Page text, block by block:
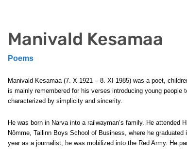
Manivald Kesamaa
Poems
Manivald Kesamaa (7. X 1921 – 8. XI 1985) was a poet,
is mainly remembered for his verses introducing young people
characterized by simplicity and sincerity.
He was born in Narva into a railwayman’s family. He attended
Nõmme, Tallinn Boys School of Business, where he graduated
year as a journalist, he was mobilized into the Red Army. He